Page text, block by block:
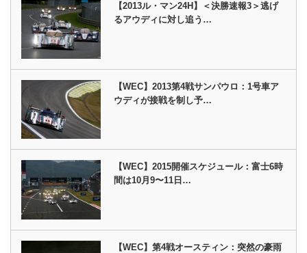
【2013ル・マン24H】＜決勝速報3＞逃げ
るアウディに対し追う…
【WEC】2013第4戦サンパウロ：1号車ア
ウディが接戦を制し予…
【WEC】2015開催スケジュール：富士6時
間は10月9〜11日…
【WEC】第4戦オースティン：突然の豪雨